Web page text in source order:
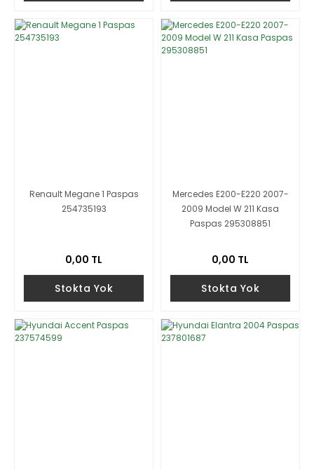
Renault Megane 1 Paspas
254735193
0,00 TL
Stokta Yok
Mercedes E200-E220 2007-
2009 Model W 211 Kasa
Paspas 295308851
0,00 TL
Stokta Yok